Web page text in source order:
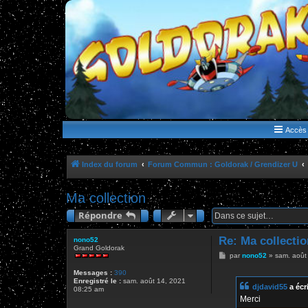
WWW.GOLDORAKGO.COM
le site de la Lune Rouge
Accès
Index du forum Forum Commun : Goldorak / Grendizer U
Ma collection
Répondre
nono52
Grand Goldorak
Messages : 390
Enregistré le : sam. août 14, 2021
08:25 am
Re: Ma
Mpar nono52 » sam.
djdavid55 a
Merci